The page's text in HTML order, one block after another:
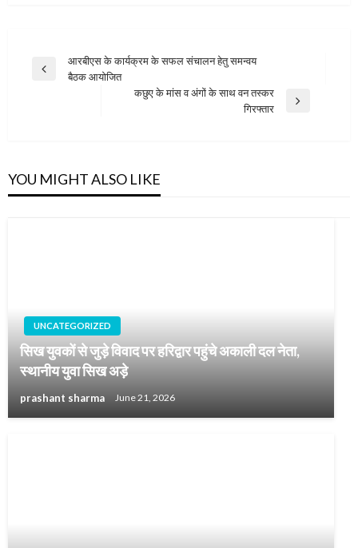
Post
navigation
Previous
आरबीएस के कार्यक्रम के सफल संचालन हेतु समन्वय
बैठक आयोजित
कछुए के मांस व अंगों के साथ वन तस्कर
गिरफ्तार
YOU MIGHT ALSO LIKE
UNCATEGORIZED
सिख युवकों से जुड़े विवाद पर हरिद्वार पहुंचे अकाली दल नेता,
स्थानीय युवा सिख अड़े
prashant sharma June 21, 2026